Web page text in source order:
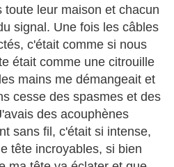
toute leur maison et chacun
signal. Une fois les câbles
c'était comme si nous
était comme une citrouille
mains me démangeait et
cesse des spasmes et des
des acouphènes
sans fil, c'était si intense,
tête incroyables, si bien